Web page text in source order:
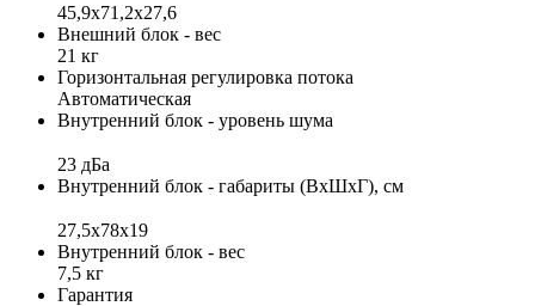
45,9x71,2х27,6
Внешний блок - вес
21 кг
Горизонтальная регулировка потока
Автоматическая
Внутренний блок - уровень шума
23 дБа
Внутренний блок - габариты (ВхШхГ), см
27,5x78x19
Внутренний блок - вес
7,5 кг
Гарантия